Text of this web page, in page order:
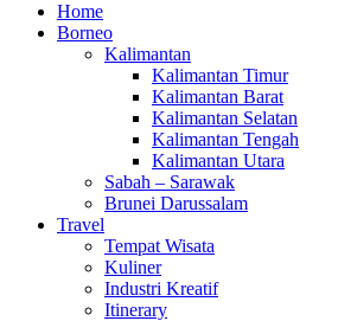
Home
Borneo
Kalimantan
Kalimantan Timur
Kalimantan Barat
Kalimantan Selatan
Kalimantan Tengah
Kalimantan Utara
Sabah – Sarawak
Brunei Darussalam
Travel
Tempat Wisata
Kuliner
Industri Kreatif
Itinerary